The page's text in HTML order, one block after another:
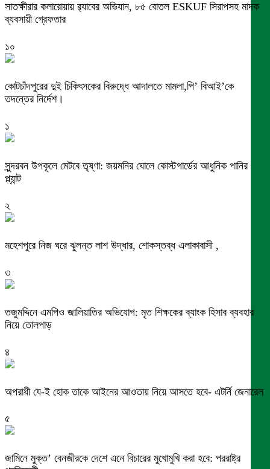
সাতক্ষীরার কলারোয়ায় র‍্যাবের অভিযান, ৮৫ বোতল ESKUF সিরাপসহ মাদক
ব্যবসায়ী গ্রেফতার
১০
কোটচাঁদপুরের দুই চিকিৎসকের বিরুদ্ধে আদালতে মামলা,পি’ বিআই’কে
তদন্তের নির্দেশ।
১
সুন্দরবন উপকূলে মেটবে তৃষ্ণা: জয়মনির ঘোলে কোস্টগার্ডের আধুনিক পানির
প্ল্যান্ট
২
মহেশপুরে নিজ ঘরে ঝুলন্ত লাশ উদ্ধার, শোকস্তব্ধ এলাকাবাসী ,
৩
তজুমদ্দিনে এমপিও জালিয়াতির অভিযোগ: মৃত শিক্ষকের ব্যাংক হিসাব ব্যবহার
নিয়ে তোলপাড়
৪
অপরাধী যে-ই হোক তাকে আইনের আওতায় নিয়ে আসতে হবে- এটর্নি জেনারেল
৫
জামিনে মুক্ত’ বেনজীরকে দেশে এনে বিচারের মুখোমুখি করা হবে: পররাষ্ট্র